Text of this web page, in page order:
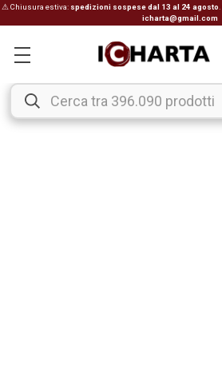
⚠ Chiusura estiva: spedizioni sospese dal 13 al 24 agosto
icharta@gmail.com